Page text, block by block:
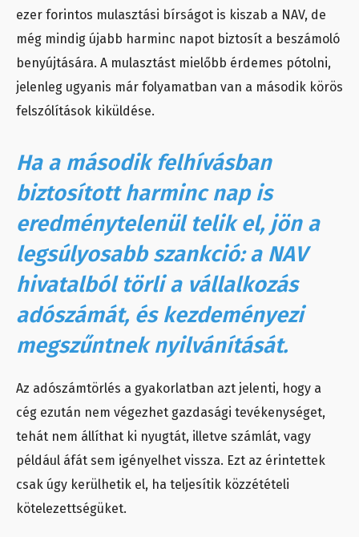
ezer forintos mulasztási bírságot is kiszab a NAV, de
még mindig újabb harminc napot biztosít a beszámoló
benyújtására. A mulasztást mielőbb érdemes pótolni,
jelenleg ugyanis már folyamatban van a második körös
felszólítások kiküldése.
Ha a második felhívásban
biztosított harminc nap is
eredménytelenül telik el, jön a
legsúlyosabb szankció: a NAV
hivatalból törli a vállalkozás
adószámát, és kezdeményezi
megszűntnek nyilvánítását.
Az adószámtörlés a gyakorlatban azt jelenti, hogy a
cég ezután nem végezhet gazdasági tevékenységet,
tehát nem állíthat ki nyugtát, illetve számlát, vagy
például áfát sem igényelhet vissza. Ezt az érintettek
csak úgy kerülhetik el, ha teljesítik közzétételi
kötelezettségüket.